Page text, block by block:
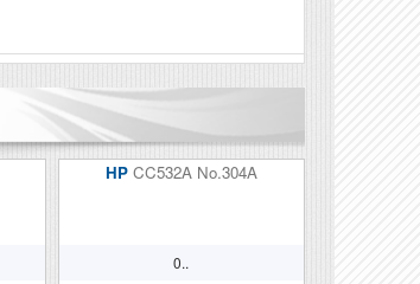
HP CC532A No.304A
0..